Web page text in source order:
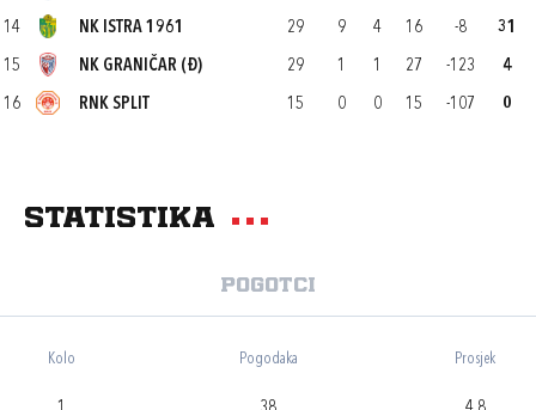
14 NK ISTRA 1961 29 9 4 16 -8 31
15 NK GRANIČAR (Đ) 29 1 1 27 -123 4
16 RNK SPLIT 15 0 0 15 -107 0
Statistika
Pogotci
Kolo Pogodaka Prosjek